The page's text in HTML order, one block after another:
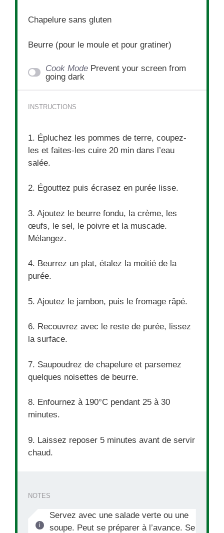
Chapelure sans gluten
Beurre (pour le moule et pour gratiner)
Cook Mode Prevent your screen from
going dark
INSTRUCTIONS
1. Épluchez les pommes de terre, coupez-
les et faites-les cuire 20 min dans l’eau
salée.
2. Égouttez puis écrasez en purée lisse.
3. Ajoutez le beurre fondu, la crème, les
œufs, le sel, le poivre et la muscade.
Mélangez.
4. Beurrez un plat, étalez la moitié de la
purée.
5. Ajoutez le jambon, puis le fromage râpé.
6. Recouvrez avec le reste de purée, lissez
la surface.
7. Saupoudrez de chapelure et parsemez
quelques noisettes de beurre.
8. Enfournez à 190°C pendant 25 à 30
minutes.
9. Laissez reposer 5 minutes avant de servir
chaud.
NOTES
Servez avec une salade verte ou une
soupe. Peut se préparer à l’avance. Se